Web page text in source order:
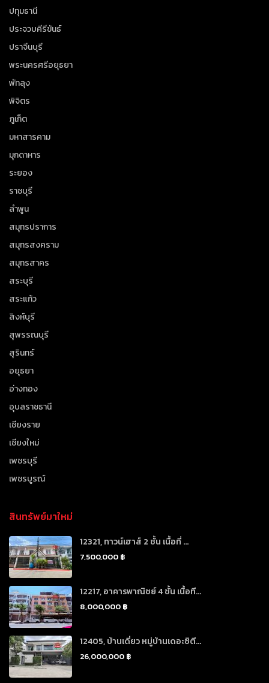
ปทุมธานี
ประจวบคีรีขันธ์
ปราจีนบุรี
พระนครศรีอยุธยา
พัทลุง
พิจิตร
ภูเก็ต
มหาสารคาม
มุกดาหาร
ระยอง
ราชบุรี
ลำพูน
สมุทรปราการ
สมุทรสงคราม
สมุทรสาคร
สระบุรี
สระแก้ว
สิงห์บุรี
สุพรรณบุรี
สุรินทร์
อยุธยา
อ่างทอง
อุบลราชธานี
เชียงราย
เชียงใหม่
เพชรบุรี
เพชรบูรณ์
สินทรัพย์มาใหม่
12321, ทาวน์เฮาส์ 2 ชั้น เนื้อที่ ...
7,500,000 ฿
12217, อาคารพาณิชย์ 4 ชั้น เนื้อที...
8,000,000 ฿
12405, บ้านเดี่ยว หมู่บ้านเดอะซิตี...
26,000,000 ฿